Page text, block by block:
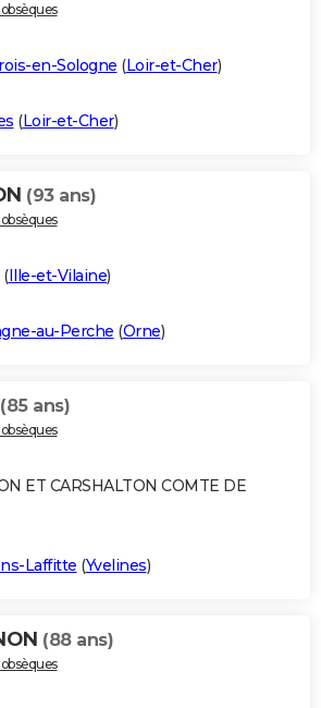
en-Sologne (Loir-et-Cher)
(Loir-et-Cher)
(93 ans)
(Ille-et-Vilaine)
au-Perche (Orne)
(85 ans)
ET CARSHALTON COMTE DE
Laffitte (Yvelines)
(88 ans)